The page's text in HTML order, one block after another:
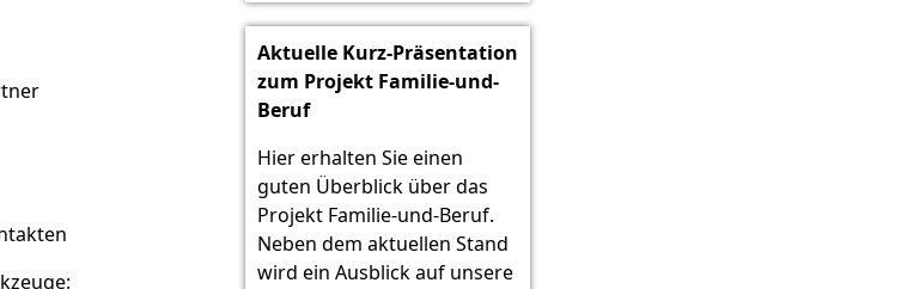
Aktuelle Kurz-Präsentation
zum Projekt Familie-und-
Beruf
Hier erhalten Sie einen
guten Überblick über das
Projekt Familie-und-Beruf.
Neben dem aktuellen Stand
wird ein Ausblick auf unsere